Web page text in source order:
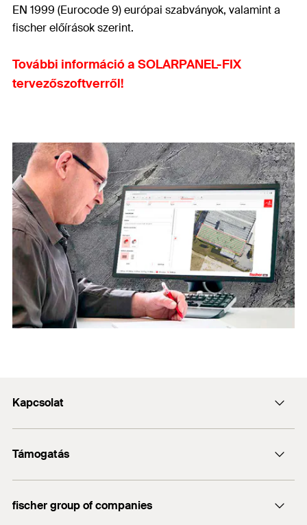
EN 1999 (Eurocode 9) európai szabványok, valamint a
fischer előírások szerint.
További információ a SOLARPANEL-FIX
tervezőszoftverről!
Kapcsolat
info@fischerhungary.hu
+36 1 347 9754
Támogatás
Műszaki dokumentumok letöltése
fischer group of companies